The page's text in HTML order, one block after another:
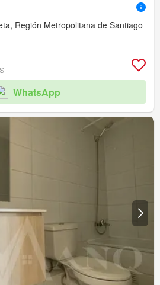
Región Metropolitana de Santiago
WhatsApp